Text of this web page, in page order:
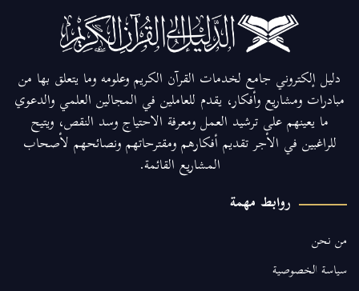
دليل إلكتروني جامع لخدمات القرآن الكريم وعلومه وما يتعلق بها من
مبادرات ومشاريع وأفكار، يقدم للعاملين في المجالين العلمي والدعوي
ما يعينهم على ترشيد العمل ومعرفة الاحتياج وسد النقص، ويتيح
للراغبين في الأجر تقديم أفكارهم ومقترحاتهم ونصائحهم لأصحاب
المشاريع القائمة.
روابط مهمة
من نحن
سياسة الخصوصية